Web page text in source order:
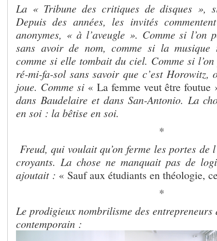
La « Tribune des critiques de disques »,
Depuis des années, les invités
anonymes, « à l’aveugle ». Comme si l’on
sans avoir de nom, comme si la musique
comme si elle tombait du ciel. Comme si
ré-mi-fa-sol sans savoir que c’est Horowitz,
joue. Comme si « La femme veut être foutue
dans Baudelaire et dans San-Antonio. La
en soi : la bêtise en soi.
*
Freud, qui voulait qu’on ferme les portes de
croyants. La chose ne manquait pas de
ajoutait : « Sauf aux étudiants en théologie,
*
Le prodigieux nombrilisme des entrepreneurs
contemporain :